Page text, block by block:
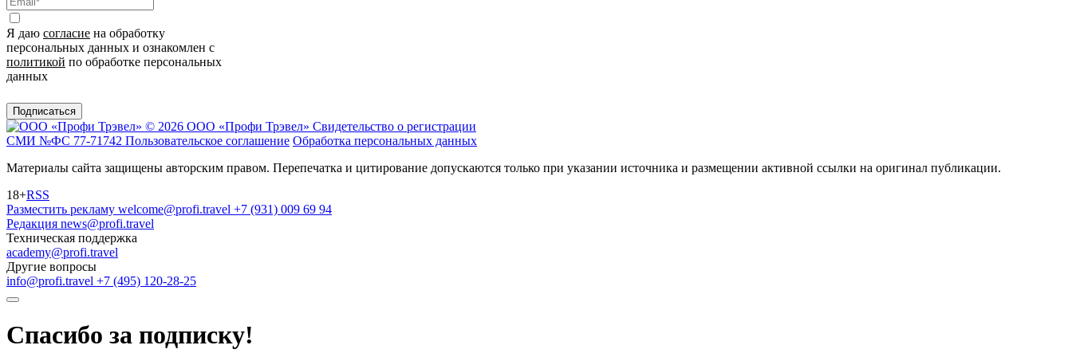
Я даю согласие на обработку
персональных данных и ознакомлен с
политикой по обработке персональных
данных
Подписаться
© 2026 ООО «Профи Трэвeл» Свидетельство о регистрации
СМИ №ФС 77-71742 Пользовательское соглашение Обработка персональных данных
Материалы сайта защищены авторским правом. Перепечатка и цитирование допускаются только при указании источника и размещении активной ссылки на оригинал публикации.
18+RSS
Разместить рекламу welcome@profi.travel +7 (931) 009 69 94
Редакция news@profi.travel
Техническая поддержка
academy@profi.travel
Другие вопросы
info@profi.travel +7 (495) 120-28-25
Спасибо за подписку!